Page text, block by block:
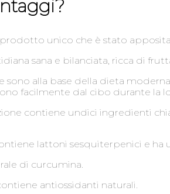
unico che è stato
sana e bilanciata, ricca di
sono alla base della dieta
facilmente dal cibo durante la
contiene undici ingredienti
lattoni sesquiterpenici e
di curcumina.
antiossidanti naturali.